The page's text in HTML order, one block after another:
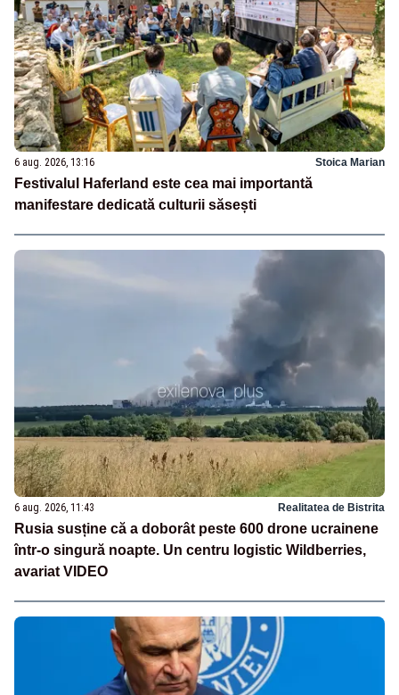
6 aug. 2026, 13:16 Stoica Marian
Festivalul Haferland este cea mai importantă
manifestare dedicată culturii săsești
6 aug. 2026, 11:43 Realitatea de Bistrita
Rusia susține că a doborât peste 600 drone ucrainene
într-o singură noapte. Un centru logistic Wildberries,
avariat VIDEO